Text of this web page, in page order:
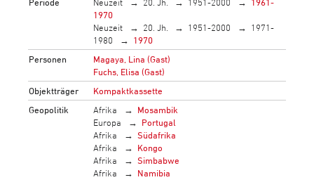
1970
Neuzeit
20. Jh. 1951-2000
1971-
1980
1970
Personen
Magaya, Lina (Gast)
Fuchs, Elisa (Gast)
Objektträger
Kompaktkassette
Geopolitik
Afrika
Mosambik
Europa
Portugal
Afrika
Südafrika
Afrika
Kongo
Afrika
Simbabwe
Afrika
Namibia